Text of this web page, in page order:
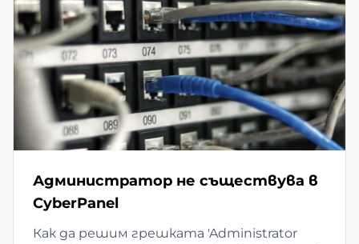
Администратор не съществува в
CyberPanel
Как да решим грешката 'Administrator